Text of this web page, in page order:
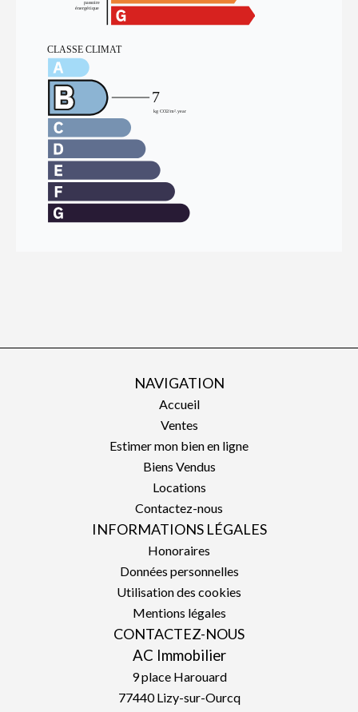
NAVIGATION
Accueil
Ventes
Estimer mon bien en ligne
Biens Vendus
Locations
Contactez-nous
INFORMATIONS LÉGALES
Honoraires
Données personnelles
Utilisation des cookies
Mentions légales
CONTACTEZ-NOUS
AC Immobilier
9 place Harouard
77440Lizy-sur-Ourcq